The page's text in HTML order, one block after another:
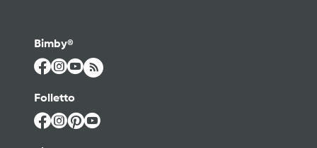
Bimby®
Folletto